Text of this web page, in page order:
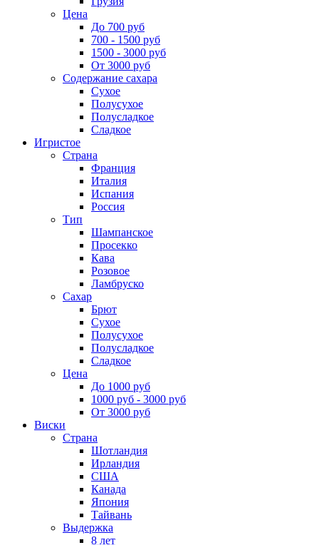
Цена
До 700 руб
700 - 1500 руб
1500 - 3000 руб
От 3000 руб
Содержание сахара
Сухое
Полусухое
Полусладкое
Сладкое
Игристое
Страна
Франция
Италия
Испания
Россия
Тип
Шампанское
Просекко
Кава
Розовое
Ламбруско
Сахар
Брют
Сухое
Полусухое
Полусладкое
Сладкое
Цена
До 1000 руб
1000 руб - 3000 руб
От 3000 руб
Виски
Страна
Шотландия
Ирландия
США
Канада
Япония
Тайвань
Выдержка
8 лет